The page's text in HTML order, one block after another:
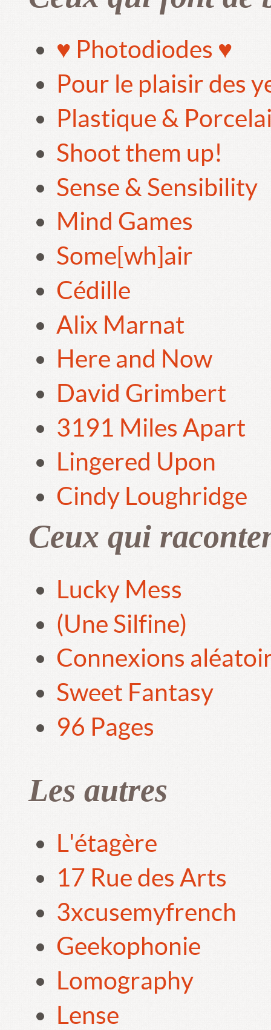
♥ Photodiodes ♥
Pour le plaisir des
Plastique &
Shoot them up!
Sense & Sensibility
Mind Games
Some[wh]air
Cédille
Alix Marnat
Here and Now
David Grimbert
3191 Miles Apart
Lingered Upon
Cindy Loughridge
Ceux qui
Lucky Mess
(Une Silfine)
Connexions
Sweet Fantasy
96 Pages
Les autres
L'étagère
17 Rue des Arts
3xcusemyfrench
Geekophonie
Lomography
Lense